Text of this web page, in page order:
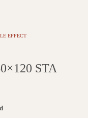
EFFECT
STA